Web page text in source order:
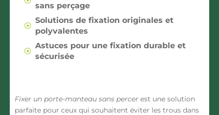
sans perçage
Solutions de fixation originales et
polyvalentes
Astuces pour une fixation durable et
sécurisée
Fixer un porte-manteau sans percer est une solution
parfaite pour ceux qui souhaitent éviter les trous dans